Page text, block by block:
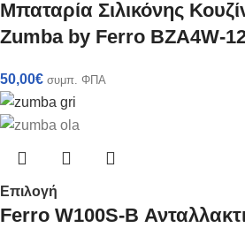
Μπαταρία Σιλικόνης
Zumba by Ferro BZA4W-
50,00€ συμπ. ΦΠΑ
Επιλογή
Ferro W100S-B